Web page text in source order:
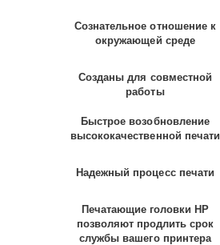
Сознательное отношение к
окружающей среде
Созданы для совместной
работы
Быстрое возобновление
высококачественной печати
Надежный процесс печати
Печатающие головки HP
позволяют продлить срок
службы вашего принтера